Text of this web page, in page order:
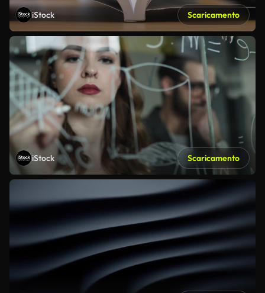
iStock Scaricamento
iStock Scaricamento